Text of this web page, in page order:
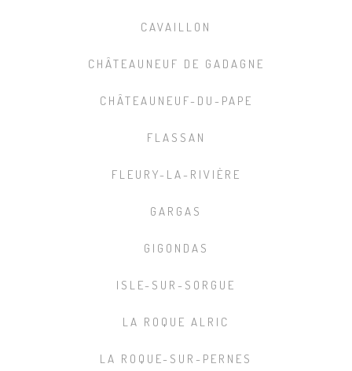
CAVAILLON
CHÂTEAUNEUF DE GADAGNE
CHÂTEAUNEUF-DU-PAPE
FLASSAN
FLEURY-LA-RIVIÈRE
GARGAS
GIGONDAS
ISLE-SUR-SORGUE
LA ROQUE ALRIC
LA ROQUE-SUR-PERNES